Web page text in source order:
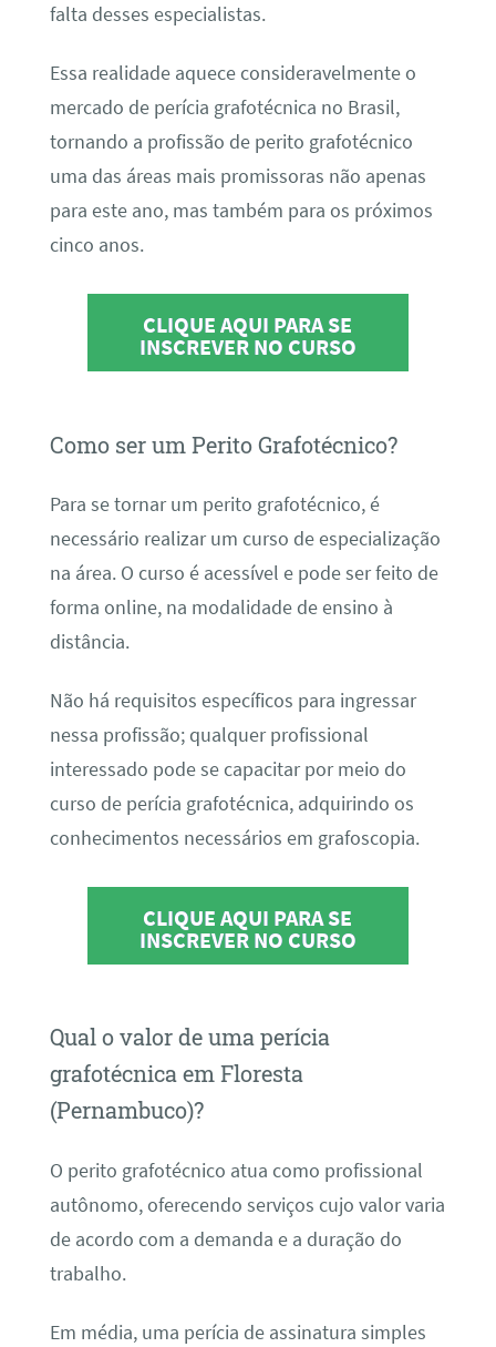
falta desses especialistas.
Essa realidade aquece consideravelmente o
mercado de perícia grafotécnica no Brasil,
tornando a profissão de perito grafotécnico
uma das áreas mais promissoras não apenas
para este ano, mas também para os próximos
cinco anos.
CLIQUE AQUI PARA SE
INSCREVER NO CURSO
Como ser um Perito Grafotécnico?
Para se tornar um perito grafotécnico, é
necessário realizar um curso de especialização
na área. O curso é acessível e pode ser feito de
forma online, na modalidade de ensino à
distância.
Não há requisitos específicos para ingressar
nessa profissão; qualquer profissional
interessado pode se capacitar por meio do
curso de perícia grafotécnica, adquirindo os
conhecimentos necessários em grafoscopia.
CLIQUE AQUI PARA SE
INSCREVER NO CURSO
Qual o valor de uma perícia
grafotécnica em Floresta
(Pernambuco)?
O perito grafotécnico atua como profissional
autônomo, oferecendo serviços cujo valor varia
de acordo com a demanda e a duração do
trabalho.
Em média, uma perícia de assinatura simples